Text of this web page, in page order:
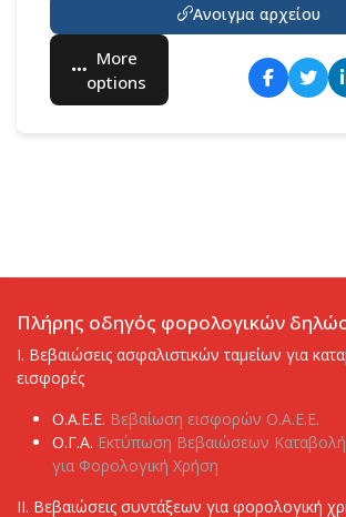
Ανοιγμα αρχείου
More
options
Πλήρης οδηγός φορολογικών
I. Βεβαιώσεις ασφαλιστικών ταμείων για
εισφορές
Ο.Α.Ε.Ε. Βεβαίωση εισφορών Ο.Α.Ε.Ε.
Ο.Γ.Α. Εκτύπωση Βεβαιώσεων
για Φορολογική Χρήση
ΙI. Βεβαιώσεις συντάξεων για φορολογική